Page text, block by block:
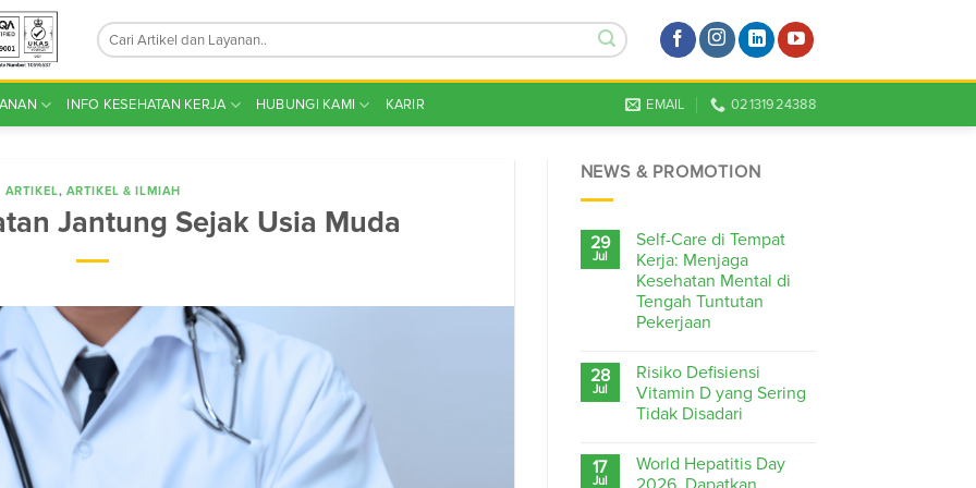
INFO KESEHATAN KERJA HUBUNGI KAMI KARIR EMAIL 02131924388
ARTIKEL, ARTIKEL & ILMIAH
Jantung Sejak Usia Muda
NEWS & PROMOTION
29
Jul
Self-Care di Tempat
Kerja: Menjaga
Kesehatan Mental di
Tengah Tuntutan
Pekerjaan
28
Jul
Risiko Defisiensi
Vitamin D yang Sering
Tidak Disadari
17
Jul
World Hepatitis Day